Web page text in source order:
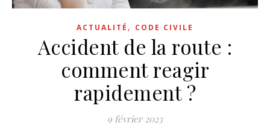
ACTUALITÉ , CODE CIVILE
Accident de la route :
comment reagir
rapidement ?
9 février 2023